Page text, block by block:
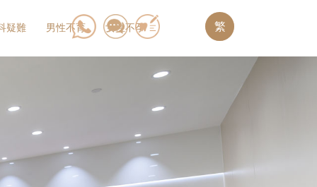
疑難 男性不育 女性不孕 繁